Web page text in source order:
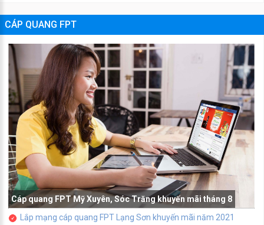
CÁP QUANG FPT
Cáp quang FPT Mỹ Xuyên, Sóc Trăng khuyến mãi tháng 8
Lắp mạng cáp quang FPT Lạng Sơn khuyến mãi năm 2021